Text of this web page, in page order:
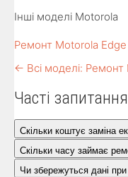
Інші моделі Motorola
Ремонт Motorola
← Всі моделі:
Часті запитання
Скільки коштує заміна
Скільки часу займає
Чи збережуться дані при